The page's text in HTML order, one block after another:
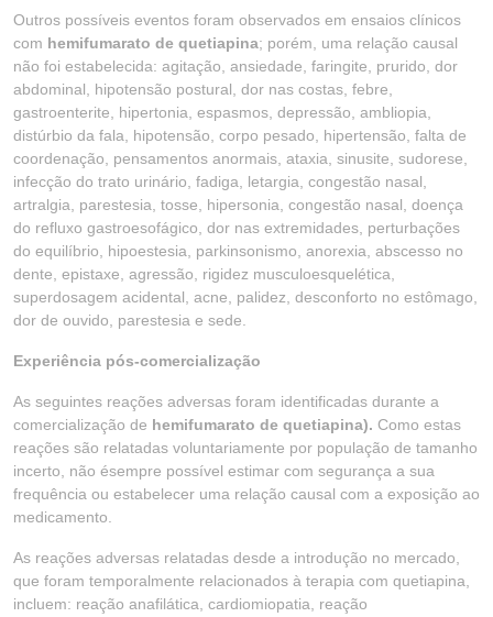
Outros possíveis eventos foram observados em ensaios clínicos
com hemifumarato de quetiapina; porém, uma relação causal
não foi estabelecida: agitação, ansiedade, faringite, prurido, dor
abdominal, hipotensão postural, dor nas costas, febre,
gastroenterite, hipertonia, espasmos, depressão, ambliopia,
distúrbio da fala, hipotensão, corpo pesado, hipertensão, falta de
coordenação, pensamentos anormais, ataxia, sinusite, sudorese,
infecção do trato urinário, fadiga, letargia, congestão nasal,
artralgia, parestesia, tosse, hipersonia, congestão nasal, doença
do refluxo gastroesofágico, dor nas extremidades, perturbações
do equilíbrio, hipoestesia, parkinsonismo, anorexia, abscesso no
dente, epistaxe, agressão, rigidez musculoesquelética,
superdosagem acidental, acne, palidez, desconforto no estômago,
dor de ouvido, parestesia e sede.
Experiência pós-comercialização
As seguintes reações adversas foram identificadas durante a
comercialização de hemifumarato de quetiapina). Como estas
reações são relatadas voluntariamente por população de tamanho
incerto, não ésempre possível estimar com segurança a sua
frequência ou estabelecer uma relação causal com a exposição ao
medicamento.
As reações adversas relatadas desde a introdução no mercado,
que foram temporalmente relacionados à terapia com quetiapina,
incluem: reação anafilática, cardiomiopatia, reação